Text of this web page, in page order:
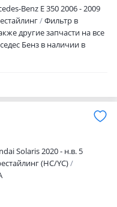
EXEED JETOUR HAVAL
ZEEKR LIXIANG (Li Auto)
под клиента Срок
дней Подбор по VIN
качество Отправка по
Своевременная
фильтра залог
работы
Benz E 350 2006 - 2009
Фильтр в
другие запчасти на все
Бенз в наличии в
Акжол 52 26 бутик
Solaris 2020 - н.в. 5
(HC/YC)